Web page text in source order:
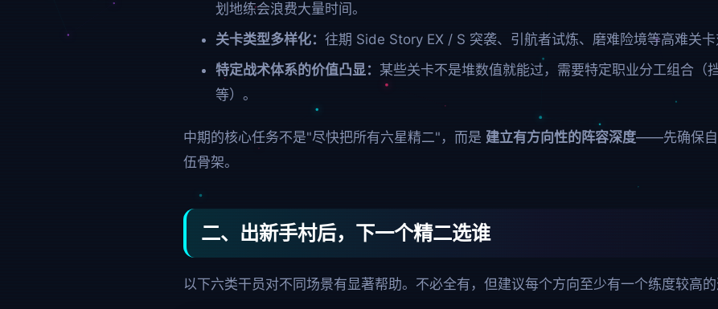
划地练会浪费大量时间。
关卡类型多样化： 往期 Side Story EX / S 突袭、引航者试炼、磨难险境等高难关卡
特定战术体系的价值凸显： 某些关卡不是堆数值就能过，需要特定职业分工组合（
等）。
中期的核心任务不是"尽快把所有六星精二"，而是 建立有方向性的阵容深度——先确保自
伍骨架。
二、出新手村后，下一个精二选谁
以下六类干员对不同场景有显著帮助。不必全有，但建议每个方向至少有一个练度较高的